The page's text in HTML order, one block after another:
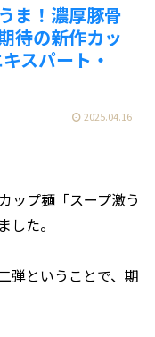
ま！濃厚豚骨
待の新作カッ
スパート・
2025.04.16
ップ麺「スープ激う
した。
弾ということで、期